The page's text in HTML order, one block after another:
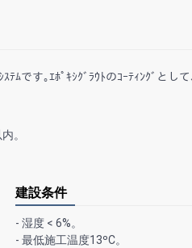
ｽﾃﾑです｡ｴﾎﾟｷｼｸﾞﾗｳﾄのｺｰﾃｨﾝｸﾞとし
。
建設条件
- 湿度 < 6%。
- 最低施工温度13ºC。